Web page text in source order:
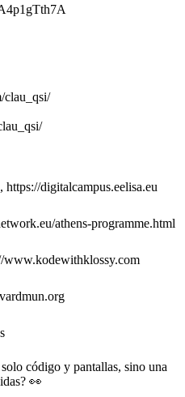
clau_qsi/
https://digitalcampus.eelisa.eu
athens-programme.html
www.kodewithklossy.com
código y pantallas, sino una
👀